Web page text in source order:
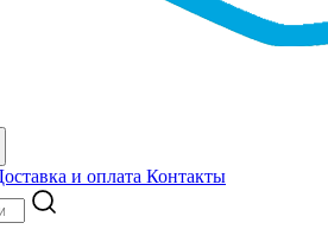
и оплата Контакты